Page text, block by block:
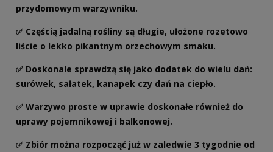
przydomowym warzywniku.
✅ Częścią jadalną rośliny są długie, ułożone rozetowo
liście o lekko pikantnym orzechowym smaku.
✅ Doskonale sprawdzą się jako dodatek do wielu dań:
surówek, sałatek, kanapek czy dań na ciepło.
✅ Warzywo proste w uprawie doskonałe również do
uprawy pojemnikowej i balkonowej.
✅ Zbiór można rozpocząć już w zaledwie 3 tygodnie od